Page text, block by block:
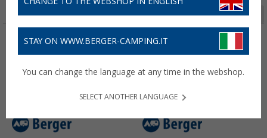
Pagina 1 da 2
STAY ON WWW.BERGER-CAMPING.IT
You can change the language at any time in the webshop.
SELECT ANOTHER LANGUAGE